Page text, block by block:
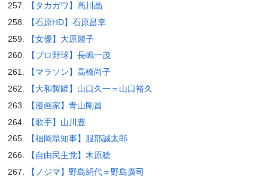
【タカガワ】高川晶
【石原HD】石原昌幸
【女優】大原麗子
【プロ野球】長嶋一茂
【マラソン】高橋尚子
【大和製罐】山口久一＝山口裕久
【漫画家】青山剛昌
【歌手】山川豊
【福岡県知事】服部誠太郎
【自由民主党】木原稔
【ノジマ】野島絹代＝野島廣司